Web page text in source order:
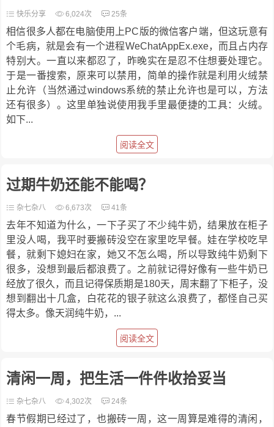
快乐分享 6,024次 25条
相信很多人都在电脑使用上PC版的微信客户端，但这玩意有
个毛病，就是会有一个进程WeChatAppEx.exe，而且占内存
特别大。一直以来都忍了，昨晚实在是忍不住想要处理它。
于是一番搜索，原来可以禁用，简单的操作就是利用火绒禁
止允许（当然通过windows系统的禁止允许也是可以，方法
还有很多）。这里单独说使用我手里最便捷的工具：火绒。
如下...
阅读全文
过期牛奶还能不能喝？
杂七杂八 6,673次 41条
去年不知道为什么，一下子买了不少纯牛奶，结果放在柜子
里没人喝，我平时要搬砖没空在家里吃早餐。娃在学校吃早
餐，就剩下媳妇在家，她又不怎么喝，所以导致纯牛奶剩下
很多，没想到最后都浪费了。之前就记得好像有一些牛奶已
经放了很久，而且记得保质期是180天，周末翻了下柜子，没
想到翻出十几盒，白花花的银子就这么浪费了，都怪自己买
得太多。像天润纯牛奶，...
阅读全文
清闲一周，把生活一件件收拾妥当
杂七杂八 4,302次 24条
春节假期已经过了，也搬砖一周，这一周算是难得的清闲，